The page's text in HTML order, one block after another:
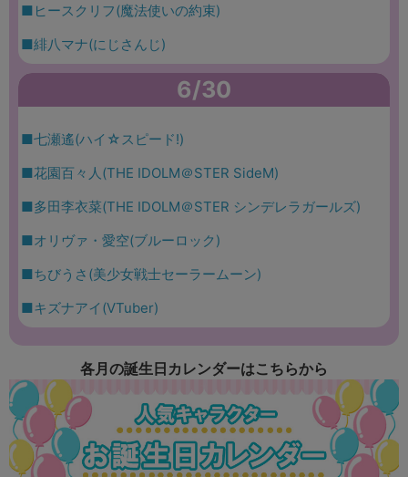
■ヒースクリフ(魔法使いの約束)
■緋八マナ(にじさんじ)
6/30
■七瀬遙(ハイ☆スピード!)
■花園百々人(THE IDOLM＠STER SideM)
■多田李衣菜(THE IDOLM＠STER シンデレラガールズ)
■オリヴァ・愛空(ブルーロック)
■ちびうさ(美少女戦士セーラームーン)
■キズナアイ(VTuber)
各月の誕生日カレンダーはこちらから